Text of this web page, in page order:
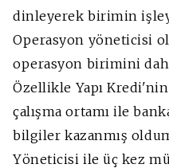
dinleyerek birimin
Operasyon yöneticisi
operasyon birimini
Özellikle Yapı
çalışma ortamı ile
bilgiler kazanmış
Yöneticisi ile üç kez